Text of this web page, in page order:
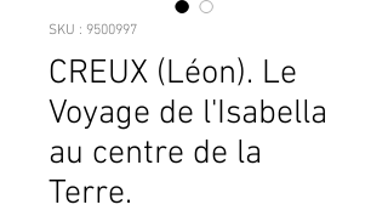
SKU : 9500997
CREUX (Léon). Le
Voyage de l'Isabella
au centre de la
Terre.